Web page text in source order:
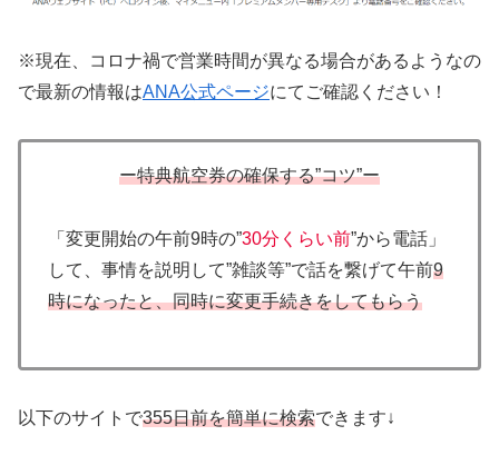
※現在、コロナ禍で営業時間が異なる場合があるようなの
で最新の情報はANA公式ページにてご確認ください！
ー特典航空券の確保する”コツ”ー
「変更開始の午前9時の”30分くらい前”から電話」
して、事情を説明して”雑談等”で話を繋げて午前9
時になったと、同時に変更手続きをしてもらう
以下のサイトで355日前を簡単に検索できます↓